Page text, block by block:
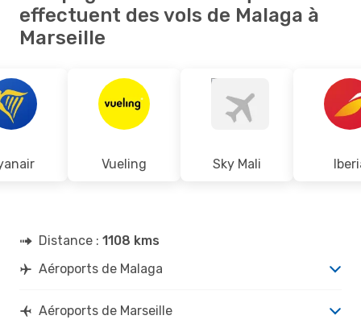
effectuent des vols de Malaga à
Marseille
Vueling Sky Mali
Distance : 1108 kms
Aéroports de Malaga
Aéroports de Marseille